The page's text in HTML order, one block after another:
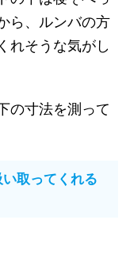
ら、ルンバの方
れそうな気がし
の寸法を測って
取ってくれる